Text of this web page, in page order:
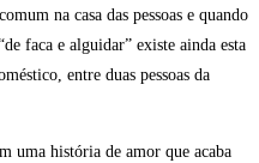
na casa das pessoas e quando
faca e alguidar” existe ainda esta
entre duas pessoas da
uma história de amor que acaba